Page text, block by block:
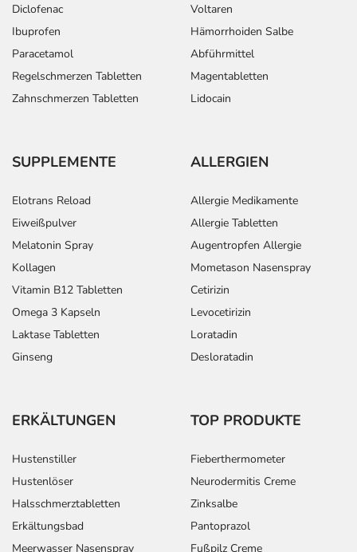
Diclofenac
Ibuprofen
Paracetamol
Regelschmerzen Tabletten
Zahnschmerzen Tabletten
Voltaren
Hämorrhoiden Salbe
Abführmittel
Magentabletten
Lidocain
SUPPLEMENTE
Elotrans Reload
Eiweißpulver
Melatonin Spray
Kollagen
Vitamin B12 Tabletten
Omega 3 Kapseln
Laktase Tabletten
Ginseng
ALLERGIEN
Allergie Medikamente
Allergie Tabletten
Augentropfen Allergie
Mometason Nasenspray
Cetirizin
Levocetirizin
Loratadin
Desloratadin
ERKÄLTUNGEN
Hustenstiller
Hustenlöser
Halsschmerztabletten
Erkältungsbad
Meerwasser Nasenspray
TOP PRODUKTE
Fieberthermometer
Neurodermitis Creme
Zinksalbe
Pantoprazol
Fußpilz Creme